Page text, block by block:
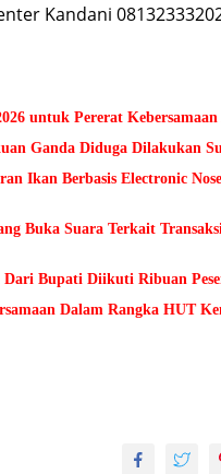
Kandani
untuk Pererat Kebersamaan
Ganda Diduga Dilakukan
Ikan Berbasis Electronic
Buka Suara Terkait
Dari Bupati Diikuti Ribuan
Dalam Rangka HUT